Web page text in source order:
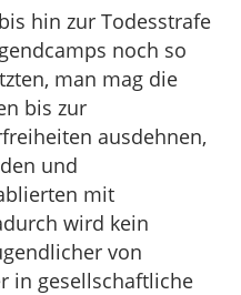
hin zur Todesstrafe
noch so
man mag die
bis zur
ausdehnen,
und
mit
wird kein
von
in gesellschaftliche